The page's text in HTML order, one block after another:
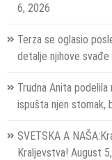
6, 2026
Terza se oglasio
detalje njihove svađe
Trudna Anita
ispušta njen stomak,
SVETSKA A
Kraljevstva! August